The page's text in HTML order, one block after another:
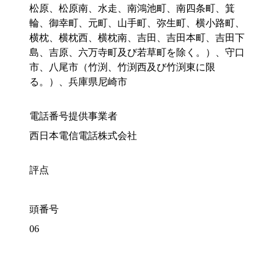
松原、松原南、水走、南鴻池町、南四条町、箕
輪、御幸町、元町、山手町、弥生町、横小路町、
横枕、横枕西、横枕南、吉田、吉田本町、吉田下
島、吉原、六万寺町及び若草町を除く。）、守口
市、八尾市（竹渕、竹渕西及び竹渕東に限
る。）、兵庫県尼崎市
電話番号提供事業者
西日本電信電話株式会社
評点
頭番号
06